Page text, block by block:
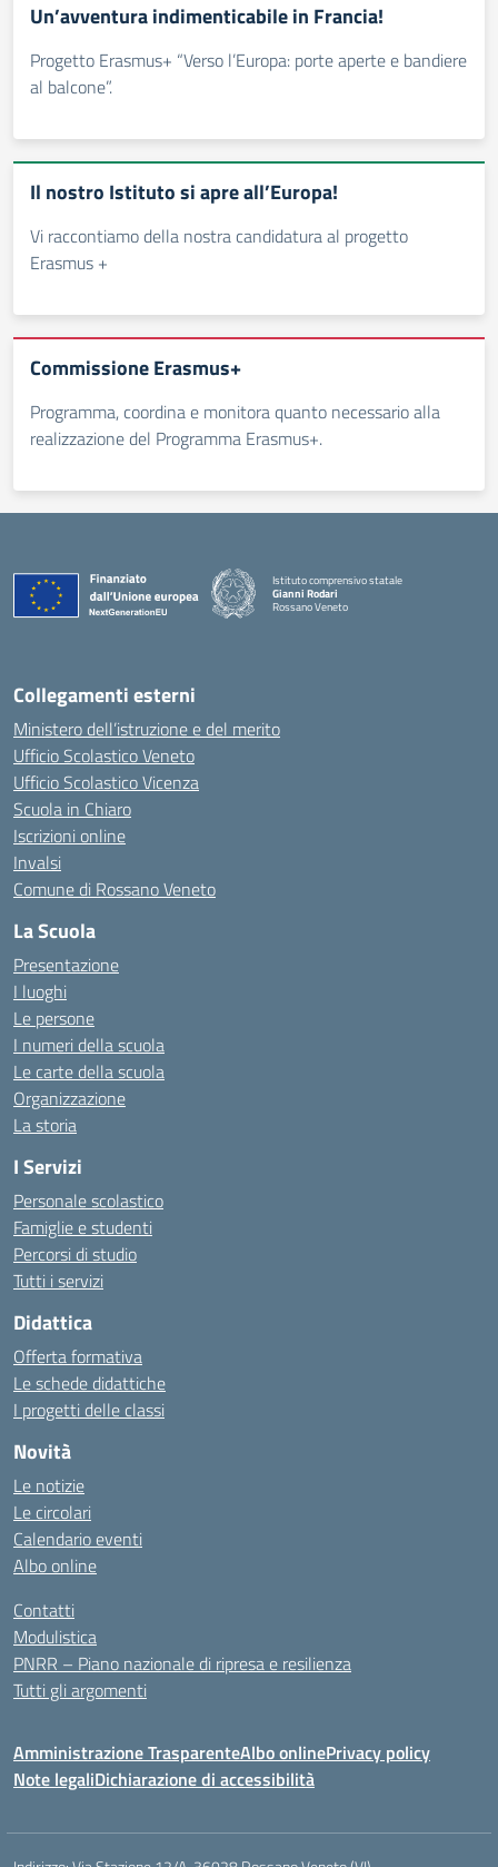
Un’avventura indimenticabile in Francia!
Progetto Erasmus+ “Verso l’Europa: porte aperte e bandiere
al balcone”.
Il nostro Istituto si apre all’Europa!
Vi raccontiamo della nostra candidatura al progetto
Erasmus +
Commissione Erasmus+
Programma, coordina e monitora quanto necessario alla
realizzazione del Programma Erasmus+.
Istituto comprensivo statale
Gianni Rodari
Rossano Veneto
Collegamenti esterni
Ministero dell’istruzione e del merito
Ufficio Scolastico Veneto
Ufficio Scolastico Vicenza
Scuola in Chiaro
Iscrizioni online
Invalsi
Comune di Rossano Veneto
La Scuola
Presentazione
I luoghi
Le persone
I numeri della scuola
Le carte della scuola
Organizzazione
La storia
I Servizi
Personale scolastico
Famiglie e studenti
Percorsi di studio
Tutti i servizi
Didattica
Offerta formativa
Le schede didattiche
I progetti delle classi
Novità
Le notizie
Le circolari
Calendario eventi
Albo online
Contatti
Modulistica
PNRR – Piano nazionale di ripresa e resilienza
Tutti gli argomenti
Amministrazione TrasparenteAlbo onlinePrivacy policy
Note legaliDichiarazione di accessibilità